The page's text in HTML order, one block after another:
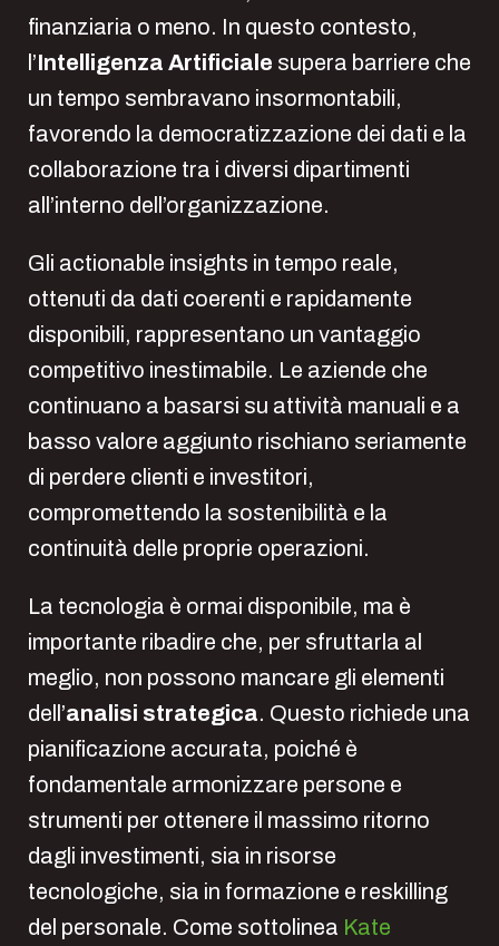
finanziaria o meno. In questo contesto,
l’Intelligenza Artificiale supera barriere che
un tempo sembravano insormontabili,
favorendo la democratizzazione dei dati e la
collaborazione tra i diversi dipartimenti
all’interno dell’organizzazione.
Gli actionable insights in tempo reale,
ottenuti da dati coerenti e rapidamente
disponibili, rappresentano un vantaggio
competitivo inestimabile. Le aziende che
continuano a basarsi su attività manuali e a
basso valore aggiunto rischiano seriamente
di perdere clienti e investitori,
compromettendo la sostenibilità e la
continuità delle proprie operazioni.
La tecnologia è ormai disponibile, ma è
importante ribadire che, per sfruttarla al
meglio, non possono mancare gli elementi
dell’analisi strategica. Questo richiede una
pianificazione accurata, poiché è
fondamentale armonizzare persone e
strumenti per ottenere il massimo ritorno
dagli investimenti, sia in risorse
tecnologiche, sia in formazione e reskilling
del personale. Come sottolinea Kate